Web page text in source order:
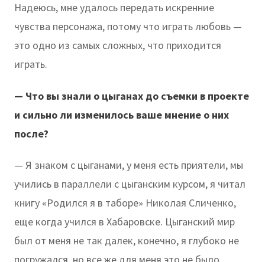
Надеюсь, мне удалось передать искренние
чувства персонажа, потому что играть любовь —
это одно из самых сложных, что приходится
играть.
— Что вы знали о цыганах до съемки в проекте
и сильно ли изменилось ваше мнение о них
после?
— Я знаком с цыганами, у меня есть приятели, мы
учились в параллели с цыганским курсом, я читал
книгу «Родился я в таборе» Николая Сличенко,
еще когда учился в Хабаровске. Цыганский мир
был от меня не так далек, конечно, я глубоко не